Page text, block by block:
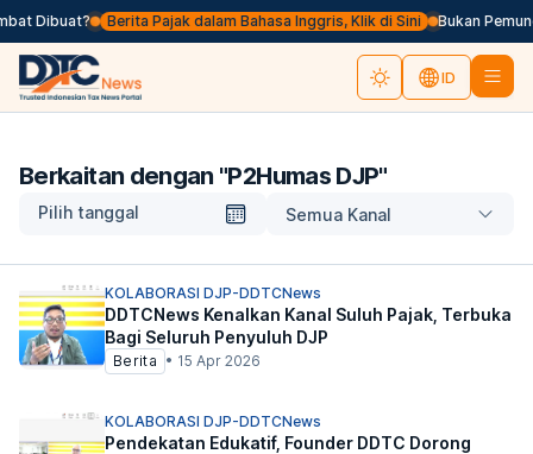
Dibuat? Berita Pajak dalam Bahasa Inggris, Klik di Sini Bukan
ID
Berkaitan dengan "P2Humas DJP"
Pilih tanggal Semua Kanal
KOLABORASI DJP-DDTCNews
DDTCNews Kenalkan Kanal Suluh Pajak, Terbuka
Bagi Seluruh Penyuluh DJP
Berita • 15 Apr 2026
KOLABORASI DJP-DDTCNews
Pendekatan Edukatif, Founder DDTC Dorong